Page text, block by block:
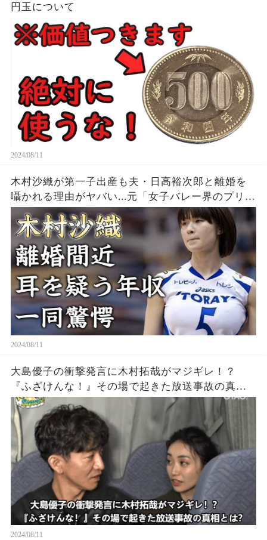
円玉について
2024/08/11
木村沙織が第一子出産も夫・日高裕次郎と離婚を
囁かれる理由がヤバい...元「女子バレー界のプリン
セス」の耳を疑う年収...豊かすぎるバストに驚きを
隠せない...
2024/08/11
大島優子の衝撃発言に木村拓哉がマジギレ！？
『ふざけんな！』その場で起きた放送事故の真相
とは？
2024/08/11